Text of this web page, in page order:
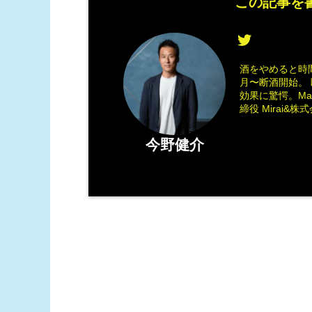
今野健介
酒をやめると時
月〜断酒開始
効果に驚愕。
締役 Mirai&株